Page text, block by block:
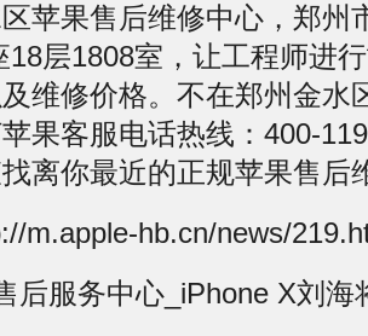
苹果售后维修中心，郑州
18层1808室，让工程师进
维修价格。不在郑州金水
果客服电话热线：400-
离你最近的正规苹果售后
m.apple-hb.cn/news/
后服务中心_iPhone X刘海